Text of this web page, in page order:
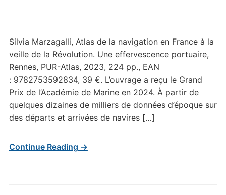
Silvia Marzagalli, Atlas de la navigation en France à la
veille de la Révolution. Une effervescence portuaire,
Rennes, PUR-Atlas, 2023, 224 pp., EAN
: 9782753592834, 39 €. L’ouvrage a reçu le Grand
Prix de l’Académie de Marine en 2024. À partir de
quelques dizaines de milliers de données d’époque sur
des départs et arrivées de navires […]
Continue Reading →